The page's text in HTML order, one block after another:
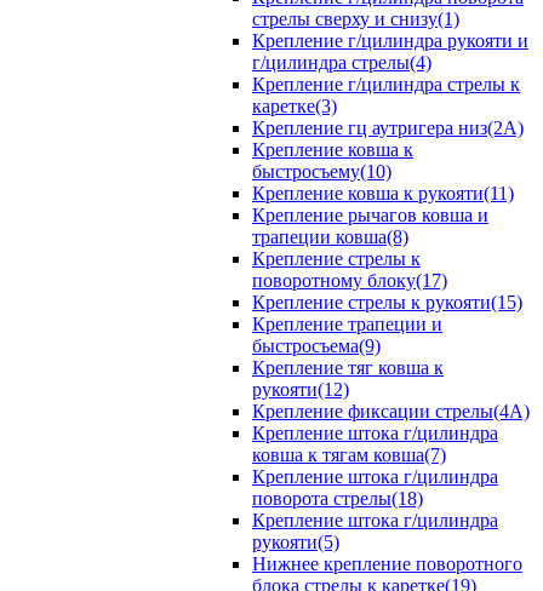
стрелы сверху и снизу(1)
Крепление г/цилиндра рукояти и
г/цилиндра стрелы(4)
Крепление г/цилиндра стрелы к
каретке(3)
Крепление гц аутригера низ(2А)
Крепление ковша к
быстросъему(10)
Крепление ковша к рукояти(11)
Крепление рычагов ковша и
трапеции ковша(8)
Крепление стрелы к
поворотному блоку(17)
Крепление стрелы к рукояти(15)
Крепление трапеции и
быстросъема(9)
Крепление тяг ковша к
рукояти(12)
Крепление фиксации стрелы(4A)
Крепление штока г/цилиндра
ковша к тягам ковша(7)
Крепление штока г/цилиндра
поворота стрелы(18)
Крепление штока г/цилиндра
рукояти(5)
Нижнее крепление поворотного
блока стрелы к каретке(19)